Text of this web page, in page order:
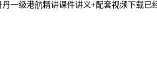
一级港航精讲课件讲义+配套视频下载